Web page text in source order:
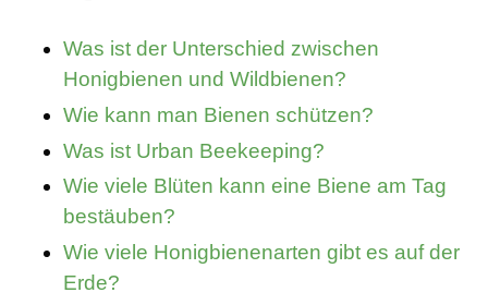
Was ist der Unterschied zwischen
Honigbienen und Wildbienen?
Wie kann man Bienen schützen?
Was ist Urban Beekeeping?
Wie viele Blüten kann eine Biene am Tag
bestäuben?
Wie viele Honigbienenarten gibt es auf der
Erde?